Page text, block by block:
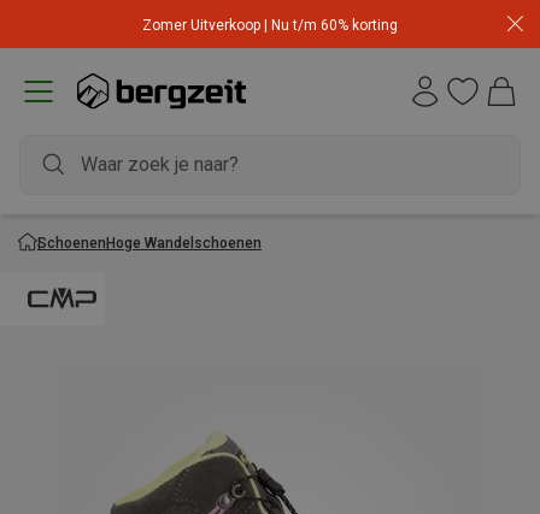
Zomer Uitverkoop | Nu t/m 60% korting
SchoenenHoge Wandelschoenen